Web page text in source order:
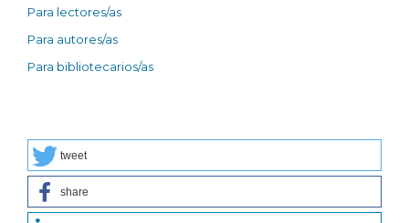
Para lectores/as
Para autores/as
Para bibliotecarios/as
tweet
share